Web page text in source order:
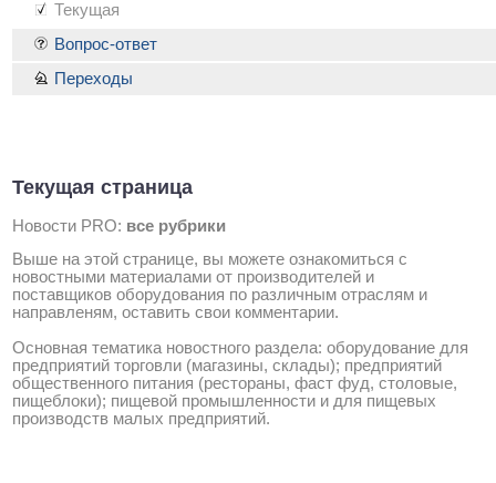
Текущая
Текущая страница
Новости PRO: все рубрики
Выше на этой странице, вы можете ознакомиться с
новостными материалами от производителей и
поставщиков оборудования по различным отраслям и
направленям, оставить свои комментарии.
Основная тематика новостного раздела: оборудование для
предприятий торговли (магазины, склады); предприятий
общественного питания (рестораны, фаст фуд, столовые,
пищеблоки); пищевой промышленности и для пищевых
производств малых предприятий.
Вопрос-ответ
Переходы